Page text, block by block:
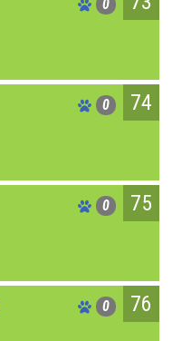
0
0 74
0 75
0 76